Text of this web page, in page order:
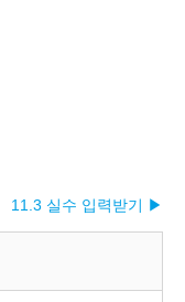
11.3 실수 입력받기 ▶︎